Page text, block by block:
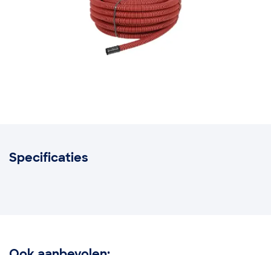
Specificaties